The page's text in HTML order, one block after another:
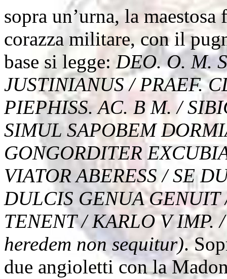
sopra un’urna, la
corazza militare, con il
base si legge:DEO. O. M.
JUSTINIANUS / PRAEF.
PIEPHISS. AC. B M. /
SIMUL SAPOBEM
GONGORDITER
VIATOR ABERESS / SE
DULCIS GENUA GENUIT
TENENT / KARLO V IMP.
heredem non sequitur).
due angioletti con la